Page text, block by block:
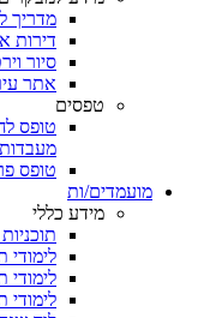
מדריך
דירות
סיור
אתר
טפסים
טופס
טופס
מועמדים/ות
מידע כללי
לימודי
לימודי
לימודי